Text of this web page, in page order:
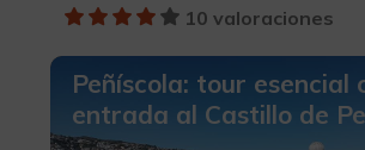
10 valoraciones
Peñíscola: tour esencial
entrada al Castillo de